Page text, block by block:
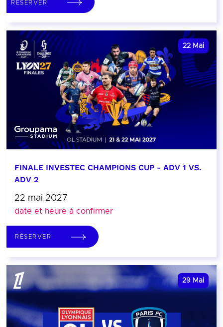
RÉSERVER
22 Mai
FINALE INVESTEC CHAMPIONS CUP - ADV 1 VS.
ADV 2
22 mai 2027
date et heure à confirmer
RÉSERVER
29 Mai